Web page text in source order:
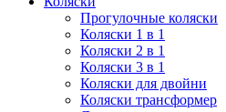
Прогулочные коляски
Коляски 1 в 1
Коляски 2 в 1
Коляски 3 в 1
Коляски для двойни
Коляски трансформер